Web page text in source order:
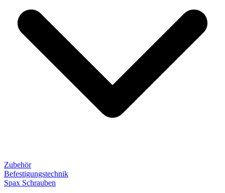
Zubehör
Befestigungstechnik
Spax Schrauben